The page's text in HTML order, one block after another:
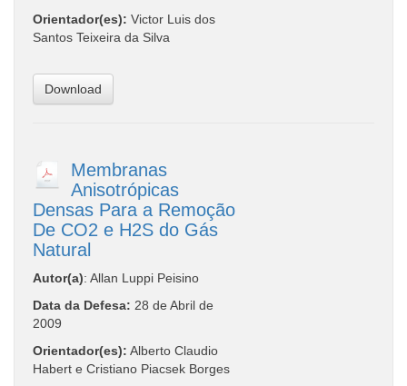
Orientador(es): Victor Luis dos
Santos Teixeira da Silva
Download
Membranas
Anisotrópicas
Densas Para a Remoção
De CO2 e H2S do Gás
Natural
Autor(a): Allan Luppi Peisino
Data da Defesa: 28 de Abril de
2009
Orientador(es): Alberto Claudio
Habert e Cristiano Piacsek Borges